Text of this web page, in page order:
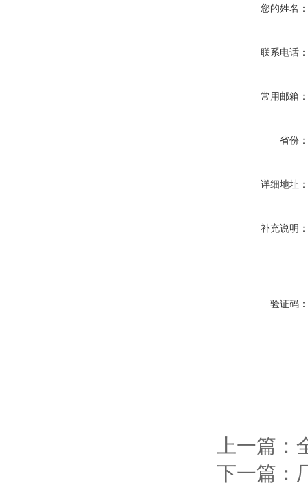
您的姓名：
联系电话：
常用邮箱：
省份：
详细地址：
补充说明：
验证码：
上一篇：
下一篇：